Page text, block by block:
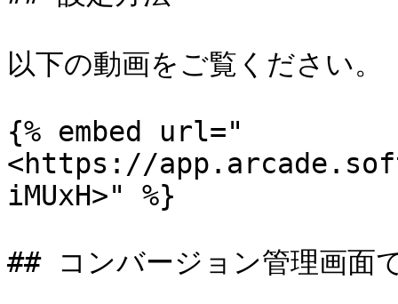
以下の動画をご覧ください。
{% embed url="
<https://
iMUxH>" %}
## コンバージョン管理画面